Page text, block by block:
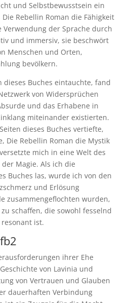
und Selbstbewusstsein ein
Rebellin Roman die Fähigkeit
Verwendung der Sprache durch
und immersiv, sie beschwört
Menschen und Orten,
bevölkern.
dieses Buches eintauchte, fand
von Widersprüchen
und das Erhabene in
miteinander existierten.
dieses Buches vertiefte,
Die Rebellin Roman die Mystik
mich in eine Welt des
Magie. Als ich die
Buches las, wurde ich von den
und Erlösung
zusammengeflochten wurden,
schaffen, die sowohl fesselnd
ist.
ihrer Ehe
von Lavinia und
von Vertrauen und Glauben
dauerhaften Verbindung